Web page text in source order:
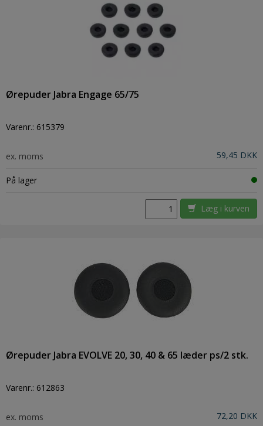
Ørepuder Jabra Engage 65/75
Varenr.: 615379
ex. moms 59,45 DKK
På lager
Læg i kurven
Ørepuder Jabra EVOLVE 20, 30, 40 & 65 læder ps/2 stk.
Varenr.: 612863
ex. moms 72,20 DKK